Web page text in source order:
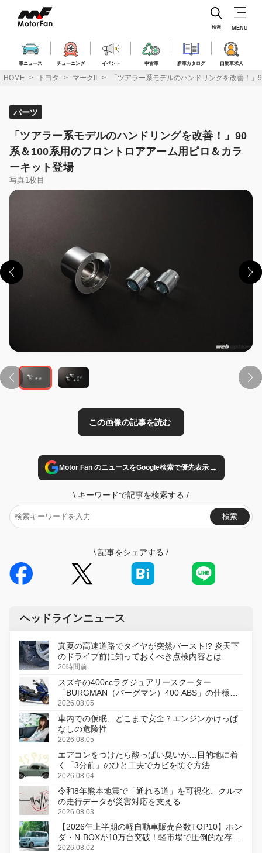
ス
車ニュース チューニング イベント 中古車 新車カタログ 自動車求人
検索 MENU
HOME トヨタ マークII 「ツアラー系モデルのハンドリングを改善！
パーツ
「ツアラー系モデルのハンドリングを改善！」90
系＆100系用のフロントロアアーム用ピロ＆カラ
ーキット登場
写真1枚目
この画像の記事を読む
Motor Fan のニュースをGoogle検索で優先表示→
\ キーワードで記事を検索する /
検索
\ 記事をシェアする /
ヘッドラインニュース
真夏の高速道路でタイヤが突然バースト!? 炎天下
のドライブ前に知っておくべき点検内容とは
20時間前
スズキの400ccラグジュアリースクーター
「BURGMAN（バーグマン）400 ABS」の仕様を
変更し、8月18日に発売
2026.08.05
車内での仮眠、どこまで安全？エンジンかけっぱ
なしの危険性
2026.08.05
エアコンをつけたら酸っぱい臭いが…目的地に着
く「3分前」のひと工夫でカビを防ぐ方法
2026.08.04
令和8年熊本地震で「通れる道」を可視化、クルマ
の走行データが災害対応を支える
2026.08.03
【2026年上半期の軽自動車販売台数TOP10】ホン
ダ・N-BOXが10万台突破！軽市場で圧倒的な存在
感
2026.08.02